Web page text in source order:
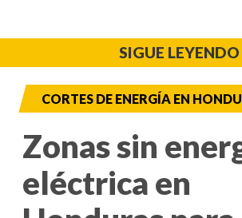
SIGUE LEYENDO
CORTES DE ENERGÍA EN
Zonas sin
eléctrica en